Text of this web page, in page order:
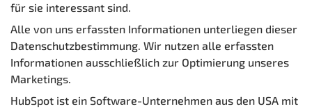
für sie interessant sind.
Alle von uns erfassten Informationen unterliegen dieser
Datenschutzbestimmung. Wir nutzen alle erfassten
Informationen ausschließlich zur Optimierung unseres
Marketings.
HubSpot ist ein Software-Unternehmen aus den USA mit